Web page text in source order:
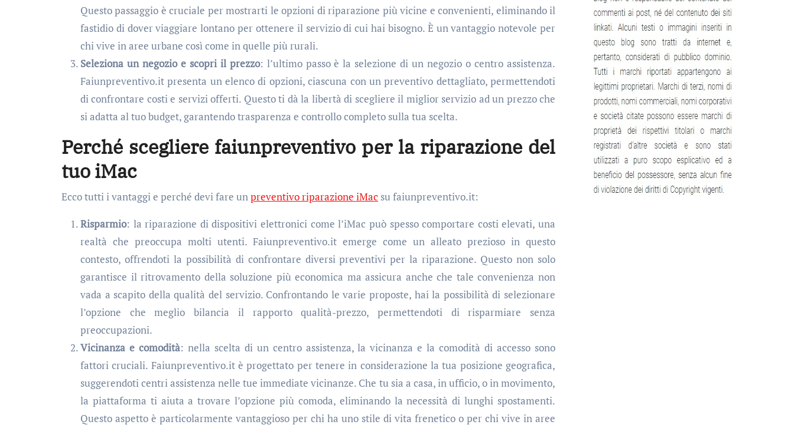
Questo passaggio è cruciale per mostrarti le opzioni di riparazione più vicine e convenienti, eliminando il
fastidio di dover viaggiare lontano per ottenere il servizio di cui hai bisogno. È un vantaggio notevole per
chi vive in aree urbane così come in quelle più rurali.
Seleziona un negozio e scopri il prezzo: l’ultimo passo è la selezione di un negozio o centro assistenza.
Faiunpreventivo.it presenta un elenco di opzioni, ciascuna con un preventivo dettagliato, permettendoti
di confrontare costi e servizi offerti. Questo ti dà la libertà di scegliere il miglior servizio ad un prezzo che
si adatta al tuo budget, garantendo trasparenza e controllo completo sulla tua scelta.
Perché scegliere faiunpreventivo per la riparazione del
tuo iMac
Ecco tutti i vantaggi e perché devi fare unpreventivo riparazione iMac su faiunpreventivo.it:
Risparmio: la riparazione di dispositivi elettronici come l’iMac può spesso comportare costi elevati, una
realtà che preoccupa molti utenti. Faiunpreventivo.it emerge come un alleato prezioso in questo
contesto, offrendoti la possibilità di confrontare diversi preventivi per la riparazione. Questo non solo
garantisce il ritrovamento della soluzione più economica ma assicura anche che tale convenienza non
vada a scapito della qualità del servizio. Confrontando le varie proposte, hai la possibilità di selezionare
l’opzione che meglio bilancia il rapporto qualità-prezzo, permettendoti di risparmiare senza
preoccupazioni.
Vicinanza e comodità: nella scelta di un centro assistenza, la vicinanza e la comodità di accesso sono
fattori cruciali. Faiunpreventivo.it è progettato per tenere in considerazione la tua posizione geografica,
suggerendoti centri assistenza nelle tue immediate vicinanze. Che tu sia a casa, in ufficio, o in movimento,
la piattaforma ti aiuta a trovare l’opzione più comoda, eliminando la necessità di lunghi spostamenti.
Questo aspetto è particolarmente vantaggioso per chi ha uno stile di vita frenetico o per chi vive in aree